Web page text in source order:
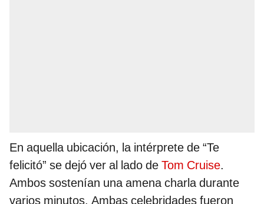
En aquella ubicación, la intérprete de “Te
felicitó” se dejó ver al lado de Tom Cruise.
Ambos sostenían una amena charla durante
varios minutos. Ambas celebridades fueron